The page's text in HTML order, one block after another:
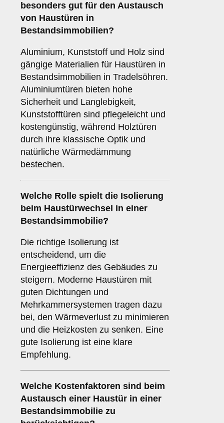
besonders gut für den Austausch
von Haustüren in
Bestandsimmobilien?
Aluminium, Kunststoff und Holz sind
gängige Materialien für Haustüren in
Bestandsimmobilien in Tradelsöhren.
Aluminiumtüren bieten hohe
Sicherheit und Langlebigkeit,
Kunststofftüren sind pflegeleicht und
kostengünstig, während Holztüren
durch ihre klassische Optik und
natürliche Wärmedämmung
bestechen.
Welche Rolle spielt die Isolierung
beim Haustürwechsel in einer
Bestandsimmobilie?
Die richtige Isolierung ist
entscheidend, um die
Energieeffizienz des Gebäudes zu
steigern. Moderne Haustüren mit
guten Dichtungen und
Mehrkammersystemen tragen dazu
bei, den Wärmeverlust zu minimieren
und die Heizkosten zu senken. Eine
gute Isolierung ist eine klare
Empfehlung.
Welche Kostenfaktoren sind beim
Austausch einer Haustür in einer
Bestandsimmobilie zu